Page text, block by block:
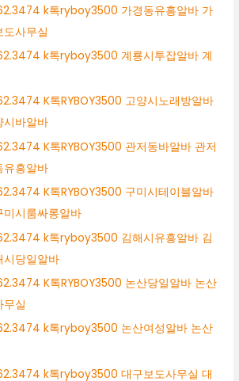
k톡ryboy3500 가경동유흥알바 가
사무실
k톡ryboy3500 계룡시투잡알바 계
K톡RYBOY3500 고양시노래방알바
시바알바
K톡RYBOY3500 관저동바알바 관저
유흥알바
K톡RYBOY3500 구미시테이블알바
미시룸싸롱알바
k톡ryboy3500 김해시유흥알바 김
시당일알바
K톡RYBOY3500 논산당일알바 논산
무실
k톡ryboy3500 논산여성알바 논산
k톡ryboy3500 대구보도사무실 대